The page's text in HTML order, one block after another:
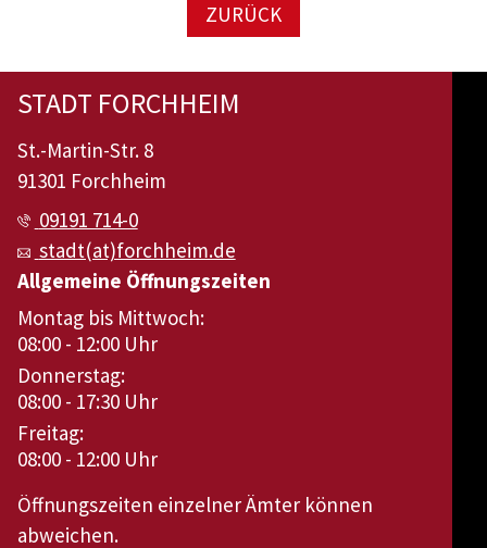
ZURÜCK
STADT FORCHHEIM
St.-Martin-Str. 8
91301 Forchheim
09191 714-0
stadt(at)forchheim.de
Allgemeine Öffnungszeiten
Montag bis Mittwoch:
08:00 - 12:00 Uhr
Donnerstag:
08:00 - 17:30 Uhr
Freitag:
08:00 - 12:00 Uhr
Öffnungszeiten einzelner Ämter können
abweichen.